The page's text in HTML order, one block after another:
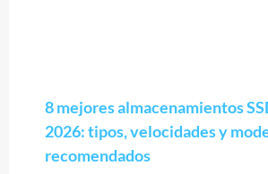
8 mejores almacenamientos
2026: tipos, velocidades y
recomendados